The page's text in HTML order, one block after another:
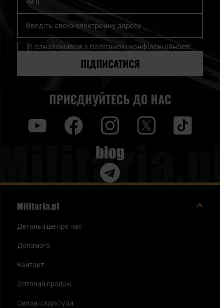
Підпишіться
нашу
розсилку
Я ознайомився з політикою конфіденційності
ПІДПИСАТИСЯ
ПРИЄДНУЙТЕСЬ ДО НАС
Blog
Детальніше про нас
Допомога
Контакт
Оптовий продаж
Силові структури